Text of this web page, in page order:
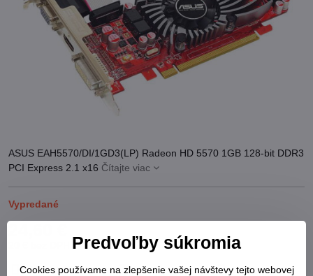
ASUS EAH5570/DI/1GD3(LP) Radeon HD 5570 1GB 128-bit DDR3
PCI Express 2.1 x16 Čítajte viac
Vypredané
Pridať k Obľúbeným Otázka k produktu
Strážny pes
Predvoľby súkromia
Cookies používame na zlepšenie vašej návštevy tejto webovej